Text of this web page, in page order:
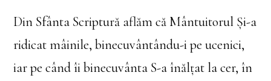
Din Sfânta Scriptură aflăm că Mântuitorul Și-a
ridicat mâinile, binecuvântându-i pe ucenici,
iar pe când îi binecuvânta S-a înălțat la cer, în